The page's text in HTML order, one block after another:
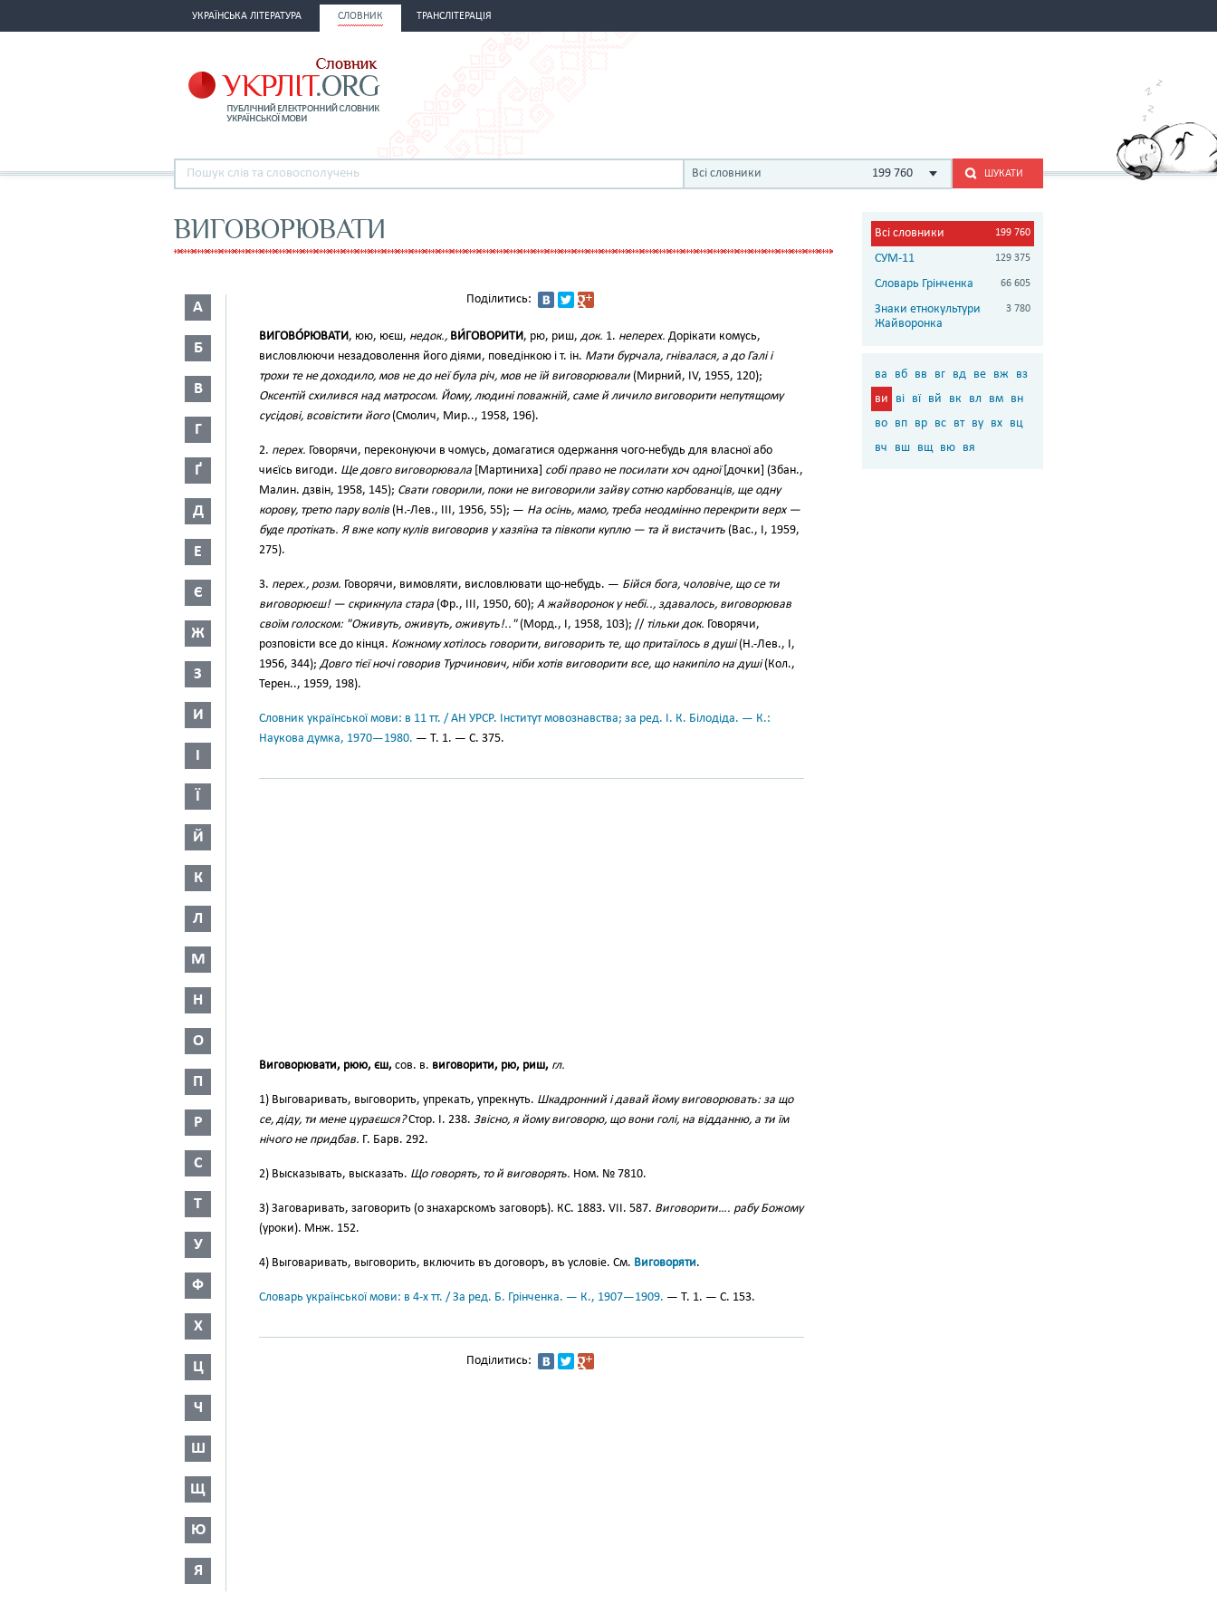
УКРАЇНСЬКА ЛІТЕРАТУРА СЛОВНИК ТРАНСЛІТЕРАЦІЯ
Всі словники 199 760 ШУКАТИ
ВИГОВОРЮВАТИ
А
Б
В
Г
Ґ
Д
Е
Є
Ж
З
И
І
Ї
Й
К
Л
М
Н
О
П
Р
С
Т
У
Ф
Х
Ц
Ч
Ш
Щ
Ю
Я
Поділитись:
ВИГОВО́РЮВАТИ, юю, юєш, недок., ВИ́ГОВОРИТИ, рю, риш, док. 1. неперех. Дорікати комусь,
висловлюючи незадоволення його діями, поведінкою і т. ін. Мати бурчала, гнівалася, а до Галі і
трохи те не доходило, мов не до неї була річ, мов не їй виговорювали (Мирний, IV, 1955, 120);
Оксентій схилився над матросом. Йому, людині поважній, саме й личило виговорити непутящому
сусідові, всовістити його(Смолич, Мир.., 1958, 196).
2. перех. Говорячи, переконуючи в чомусь, домагатися одержання чого-небудь для власної або
чиєїсь вигоди. Ще довго виговорювала [Мартиниха] собі право не посилати хоч одної[дочки] (Збан.,
Малин. дзвін, 1958, 145); Свати говорили, поки не виговорили зайву сотню карбованців, ще одну
корову, третю пару волів (Н.-Лев., III, 1956, 55); — На осінь, мамо, треба неодмінно перекрити верх —
буде протікать. Я вже копу кулів виговорив у хазяїна та півкопи куплю — та й вистачить (Вас., I, 1959,
275).
3. перех., розм. Говорячи, вимовляти, висловлювати що-небудь. — Бійся бога, чоловіче, що се ти
виговорюєш! — скрикнула стара (Фр., III, 1950, 60); А жайворонок у небі.., здавалось, виговорював
своїм голоском: "Оживуть, оживуть, оживуть!.."(Морд., I, 1958, 103); // тільки док. Говорячи,
розповісти все до кінця. Кожному хотілось говорити, виговорить те, що притаїлось в душі(Н.-Лев., I,
1956, 344);Довго тієї ночі говорив Турчинович, ніби хотів виговорити все, що накипіло на душі(Кол.,
Терен.., 1959, 198).
Словник української мови: в 11 тт. / АН УРСР. Інститут мовознавства; за ред. І. К. Білодіда. — К.:
Наукова думка, 1970—1980. — Т. 1. — С. 375.
Виговорювати, рюю, єш, сов. в. виговорити, рю, риш, гл.
1) Выговаривать, выговорить, упрекать, упрекнуть. Шкадронний і давай йому виговорювать: за що
се, діду, ти мене цураєшся?Стор. І. 238. Звісно, я йому виговорю, що вони голі, на відданню, а ти їм
нічого не придбав. Г. Барв. 292.
2) Высказывать, высказать. Що говорять, то й виговорять. Ном. № 7810.
3) Заговаривать, заговорить (о знахарскомъ заговорѣ). КС. 1883. VII. 587. Виговорити…. рабу Божому
(уроки). Мнж. 152.
4) Выговаривать, выговорить, включить въ договоръ, въ условіе. См. Виговоряти.
Словарь української мови: в 4-х тт. / За ред. Б. Грінченка. — К., 1907—1909. — Т. 1. — С. 153.
Поділитись:
Всі словники 199 760
СУМ-11 129 375
Словарь Грінченка 66 605
Знаки етнокультури
Жайворонка
3 780
ва вб вв вг вд ве вж вз
ви
ві вї вй вк вл вм вн
во вп вр вс вт ву вх вц
вч
вш вщ вю вя